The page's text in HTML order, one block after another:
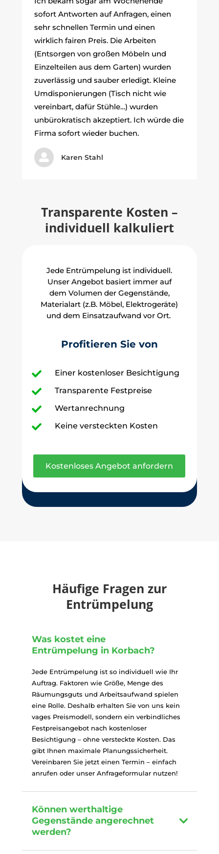
sofort Antworten auf Anfragen, einen
sehr schnellen Termin und einen
wirklich fairen Preis. Die Arbeiten
(Entsorgen von großen Möbeln und
Einzelteilen aus dem Garten) wurden
zuverlässig und sauber erledigt. Kleine
Umdisponierungen (Tisch nicht wie
vereinbart, dafür Stühle…) wurden
unbürokratisch akzeptiert. Ich würde die
Firma sofort wieder buchen.
 Karen Stahl
Transparente Kosten –
individuell kalkuliert
Jede Entrümpelung ist individuell.
Unser Angebot basiert immer auf
dem Volumen der Gegenstände,
Materialart (z.B. Möbel, Elektrogeräte)
und dem Einsatzaufwand vor Ort.
Profitieren Sie von
 Einer kostenloser Besichtigung
 Transparente Festpreise
 Wertanrechnung
 Keine versteckten Kosten
Kostenloses Angebot anfordern
Häufige Fragen zur
Entrümpelung
Was kostet eine
Entrümpelung in Korbach?
Jede Entrümpelung ist so individuell wie Ihr
Auftrag. Faktoren wie Größe, Menge des
Räumungsguts und Arbeitsaufwand spielen
eine Rolle. Deshalb erhalten Sie von uns kein
vages Preismodell, sondern ein verbindliches
Festpreisangebot nach kostenloser
Besichtigung – ohne versteckte Kosten. Das
gibt Ihnen maximale Planungssicherheit.
Vereinbaren Sie jetzt einen Termin – einfach
anrufen oder unser Anfrageformular nutzen!
Können werthaltige
Gegenstände angerechnet
werden?